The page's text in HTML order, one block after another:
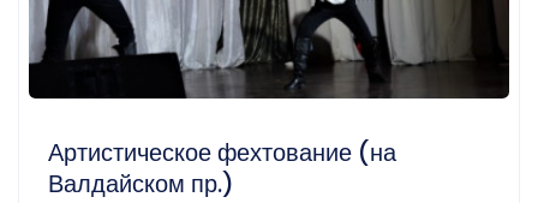
Артистическое фехтование (на
Валдайском пр.)